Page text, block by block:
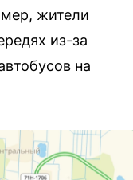
жители
из-за
на